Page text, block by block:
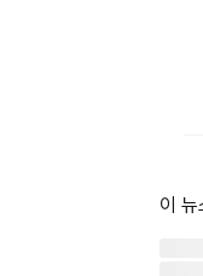
이